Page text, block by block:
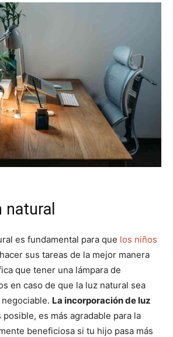
natural
es fundamental para que los niños
sus tareas de la mejor manera
que tener una lámpara de
en caso de que la luz natural sea
La incorporación de luz
posible, es más agradable para la
beneficiosa si tu hijo pasa más